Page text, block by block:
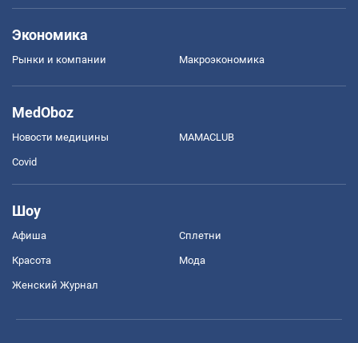
Экономика
Рынки и компании Mакроэкономика
MedOboz
Новости медицины MAMACLUB
Covid
Шоу
Афиша Сплетни
Красота Мода
Женский Журнал